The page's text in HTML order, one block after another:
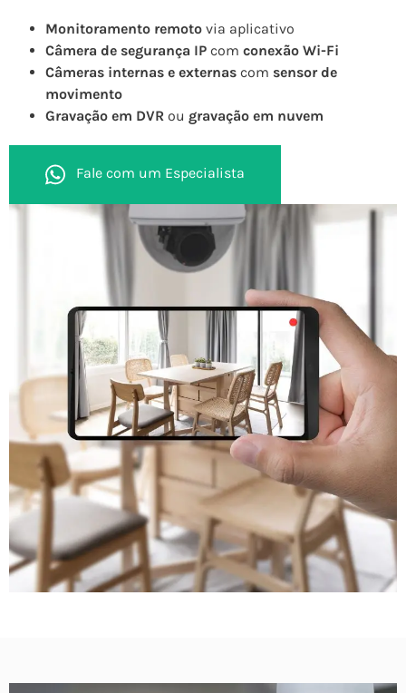
Monitoramento remoto via aplicativo
Câmera de segurança IP com conexão Wi-Fi
Câmeras internas e externas com sensor de
movimento
Gravação em DVR ou gravação em nuvem
Fale com um Especialista